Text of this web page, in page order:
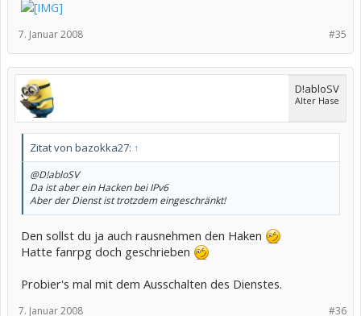
#35
7. Januar 2008
D!abloSV
Alter Hase
Zitat von bazokka27: ↑
@D!abloSV
Da ist aber ein Hacken bei IPv6
Aber der Dienst ist trotzdem eingeschränkt!
Den sollst du ja auch rausnehmen den Haken
Hatte fanrpg doch geschrieben
Probier's mal mit dem Ausschalten des Dienstes.
#36
7. Januar 2008